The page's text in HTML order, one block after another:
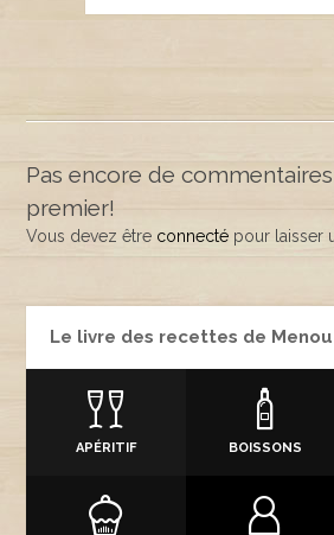
Pas encore de
premier!
Vous devez être connecté pour laisser
Le livre des recettes de Menou
APÉRITIF BOISSONS